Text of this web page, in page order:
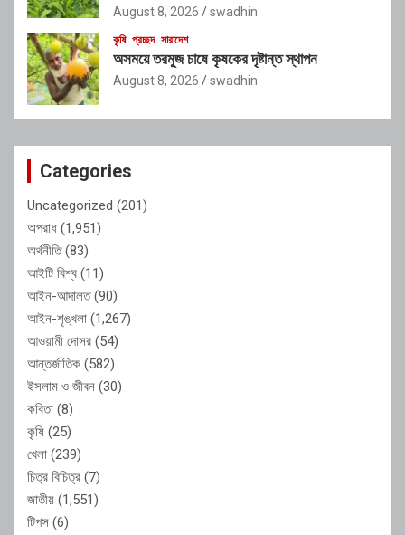
August 8, 2026 swadhin
কৃষি প্রচ্ছদ সারাদেশ
অসময়ে তরমুজ চাষে কৃষকের দৃষ্টান্ত স্থাপন
August 8, 2026 swadhin
Categories
Uncategorized (201)
অপরাধ (1,951)
অর্থনীতি(83)
আইটি বিশ্ব (11)
আইন-আদালত(90)
আইন-শৃঙ্খলা (1,267)
আওয়ামী দোসর (54)
আন্তর্জাতিক (582)
ইসলাম ও জীবন (30)
কবিতা (8)
কৃষি (25)
খেলা (239)
চিত্র বিচিত্র (7)
জাতীয় (1,551)
টিপস (6)